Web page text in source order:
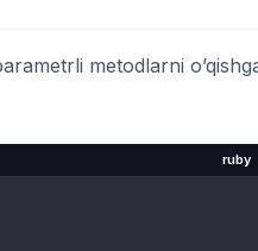
metodlarni
ruby